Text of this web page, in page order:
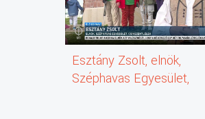
A Szép Havast a régi források
Szűz Mária havasának nevezik.
Században állt itt egy kápolna.
A hegytető később a
igyekvő moldvai csángó és
zarándokok találkozóhelye volt.
A búcsújárók közül többen is
Esztány Zsolt, elnök,
Széphavas Egyesület,